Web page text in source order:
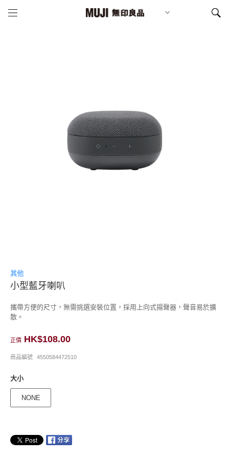
其他
小型藍牙喇叭
攜帶方便的尺寸，無需挑選安裝位置，採用上向式揚聲器，聲音易於擴
散。
正價 HK$108.00
商品編號 4550584472510
大小
NONE